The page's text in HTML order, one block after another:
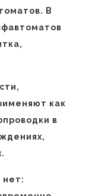
В
как
в
нет: